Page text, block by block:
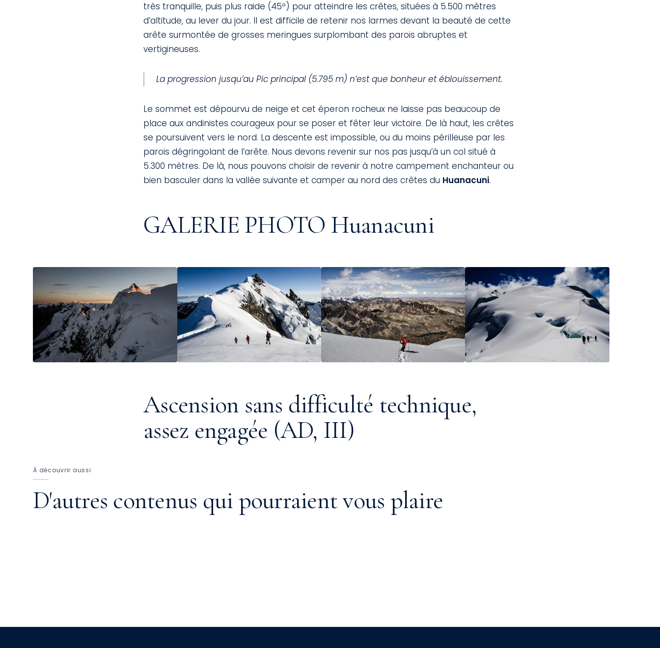
très tranquille, puis plus raide (45º) pour atteindre les crêtes, situées à 5.500 mètres
d’altitude, au lever du jour. Il est difficile de retenir nos larmes devant la beauté de cette
arête surmontée de grosses meringues surplombant des parois abruptes et
vertigineuses.
La progression jusqu’au Pic principal (5.795 m) n’est que bonheur et éblouissement.
Le sommet est dépourvu de neige et cet éperon rocheux ne laisse pas beaucoup de
place aux andinistes courageux pour se poser et fêter leur victoire. De là haut, les crêtes
se poursuivent vers le nord. La descente est impossible, ou du moins périlleuse par les
parois dégringolant de l’arête. Nous devons revenir sur nos pas jusqu’à un col situé à
5.300 mètres. De là, nous pouvons choisir de revenir à notre campement enchanteur ou
bien basculer dans la vallée suivante et camper au nord des crêtes du Huanacuni.
GALERIE PHOTO Huanacuni
Ascension sans difficulté technique,
assez engagée (AD, III)
À découvrir aussi
D'autres contenus qui pourraient vous plaire